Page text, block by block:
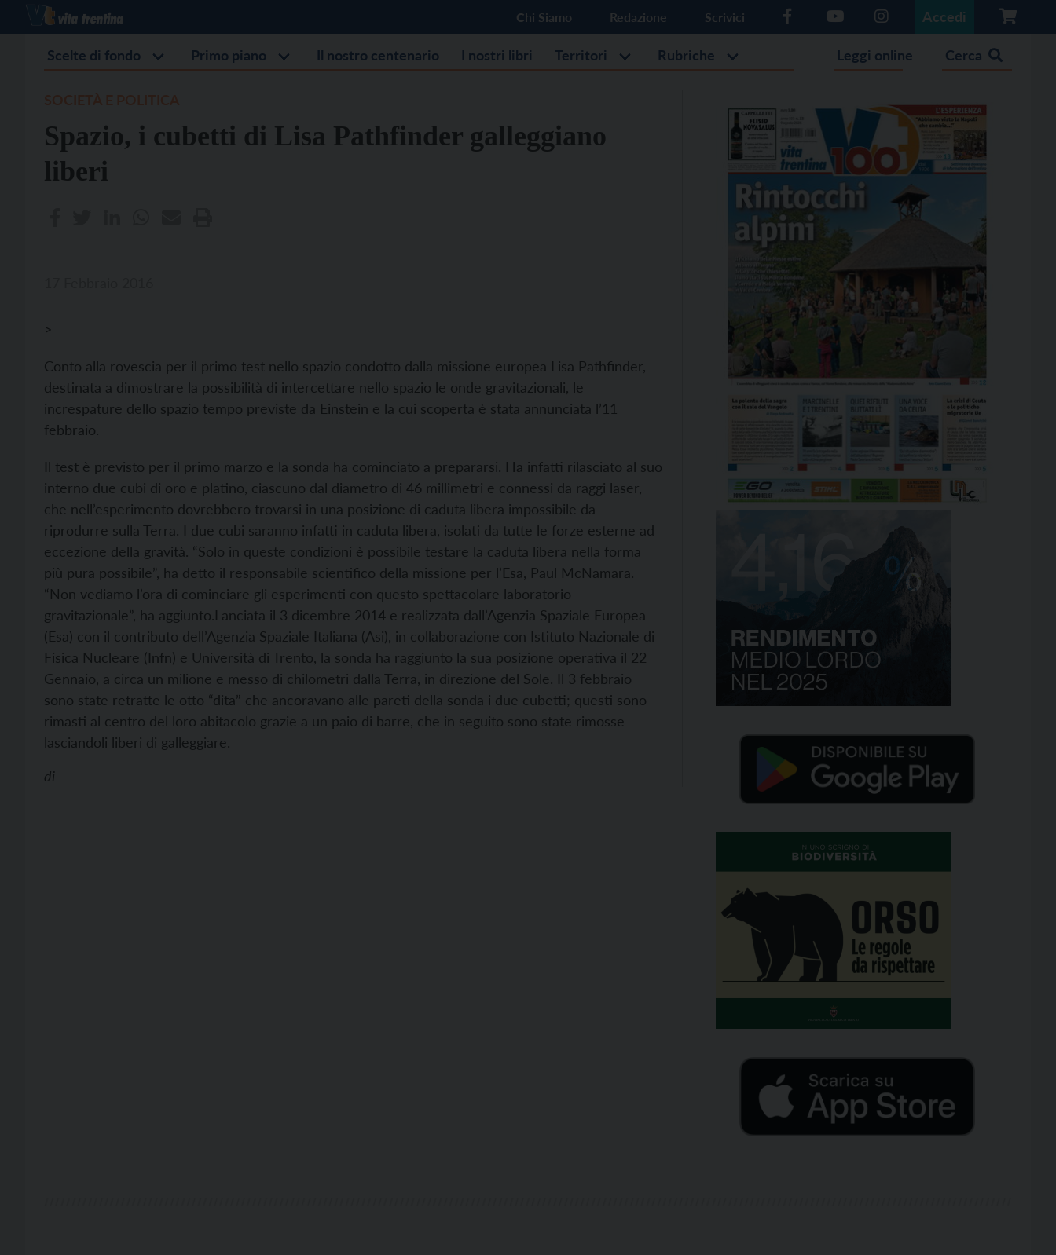
Chi Siamo Redazione Scrivici Accedi
Scelte di fondo Primo piano Il nostro centenario I nostri libri Territori Rubriche Leggi online Cerca
Spazio, i cubetti di Lisa Pathfinder galleggiano
liberi
>
Conto alla rovescia per il primo test nello spazio condotto dalla missione europea Lisa Pathfinder,
destinata a dimostrare la possibilità di intercettare nello spazio le onde gravitazionali, le
increspature dello spazio tempo previste da Einstein e la cui scoperta è stata annunciata l’11
febbraio.
Il test è previsto per il primo marzo e la sonda ha cominciato a prepararsi. Ha infatti rilasciato al suo
interno due cubi di oro e platino, ciascuno dal diametro di 46 millimetri e connessi da raggi laser,
che nell’esperimento dovrebbero trovarsi in una posizione di caduta libera impossibile da
riprodurre sulla Terra. I due cubi saranno infatti in caduta libera, isolati da tutte le forze esterne ad
eccezione della gravità. “Solo in queste condizioni è possibile testare la caduta libera nella forma
più pura possibile”, ha detto il responsabile scientifico della missione per l’Esa, Paul McNamara.
“Non vediamo l’ora di cominciare gli esperimenti con questo spettacolare laboratorio
gravitazionale”, ha aggiunto.Lanciata il 3 dicembre 2014 e realizzata dall’Agenzia Spaziale Europea
(Esa) con il contributo dell’Agenzia Spaziale Italiana (Asi), in collaborazione con Istituto Nazionale di
Fisica Nucleare (Infn) e Università di Trento, la sonda ha raggiunto la sua posizione operativa il 22
Gennaio, a circa un milione e messo di chilometri dalla Terra, in direzione del Sole. Il 3 febbraio
sono state retratte le otto “dita” che ancoravano alle pareti della sonda i due cubetti; questi sono
rimasti al centro del loro abitacolo grazie a un paio di barre, che in seguito sono state rimosse
lasciandoli liberi di galleggiare.
di